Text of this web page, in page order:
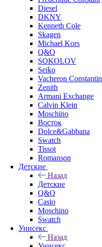
Diesel
DKNY
Kenneth Cole
Skagen
Michael Kors
Q&Q
SOKOLOV
Seiko
Vacheron Constantin
Zenith
Armani Exchange
Calvin Klein
Moschino
Восток
Dolce&Gabbana
Swatch
Tissot
Romanson
Детские
Назад
Детские
Q&Q
Casio
Moschino
Swatch
Унисекс
Назад